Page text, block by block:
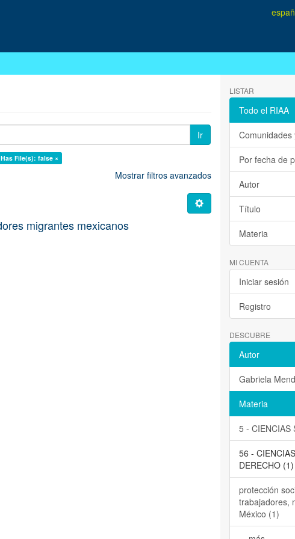
Ir
Has File(s): false ×
Mostrar filtros avanzados
migrantes mexicanos
LISTAR
Todo el RIAA
Comunidades
Por fecha de
Autor
Título
Materia
MI CUENTA
Iniciar sesión
Registro
DESCUBRE
Autor
Gabriela
Materia
5 - CIENCIAS
56 -
DERECHO (1)
protección
trabajadores,
México (1)